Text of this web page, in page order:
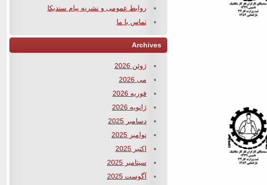
روابط عمومی و نشریه پیام سندیکا
تماس با ما
Archives
ژوئن 2026
می 2026
فوریه 2026
ژانویه 2026
دسامبر 2025
نوامبر 2025
اکتبر 2025
سپتامبر 2025
آگوست 2025